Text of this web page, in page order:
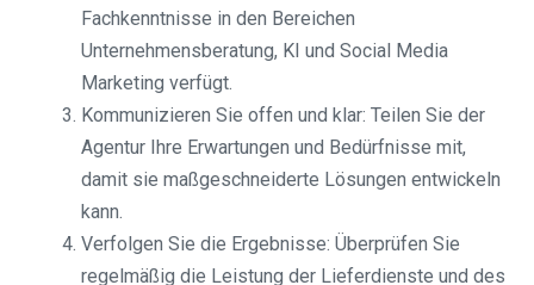
Fachkenntnisse in den Bereichen
Unternehmensberatung, KI und Social Media
Marketing verfügt.
Kommunizieren Sie offen und klar: Teilen Sie der
Agentur Ihre Erwartungen und Bedürfnisse mit,
damit sie maßgeschneiderte Lösungen entwickeln
kann.
Verfolgen Sie die Ergebnisse: Überprüfen Sie
regelmäßig die Leistung der Lieferdienste und des